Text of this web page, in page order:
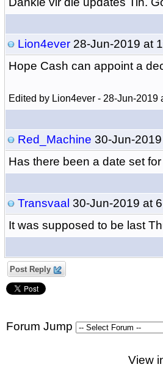
Lion4ever28-Jun-2019 at
Hope Cash can appoint a
Edited by Lion4ever - 28-Jun-2019
Red_Machine 30-Jun-
Has there been a date set
Transvaal 30-Jun-2019 at
It was supposed to be last
Post Reply
Forum Jump
View